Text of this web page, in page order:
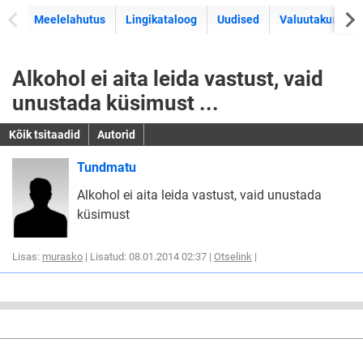
Meelelahutus Lingikataloog Uudised Valuutakursid
Alkohol ei aita leida vastust, vaid
unustada küsimust ...
Kõik tsitaadid Autorid
Tundmatu
Alkohol ei aita leida vastust, vaid unustada
küsimust
Lisas: murasko | Lisatud: 08.01.2014 02:37 | Otselink |